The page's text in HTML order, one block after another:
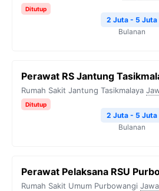
Ditutup
2 Juta - 5 Juta
Bulanan
Perawat RS Jantung
Rumah Sakit Jantung Tasikmalaya
Ditutup
2 Juta - 5 Juta
Bulanan
Perawat Pelaksana RSU
Rumah Sakit Umum Purbowangi